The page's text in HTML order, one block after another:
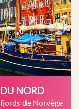
NORD
de Norvège